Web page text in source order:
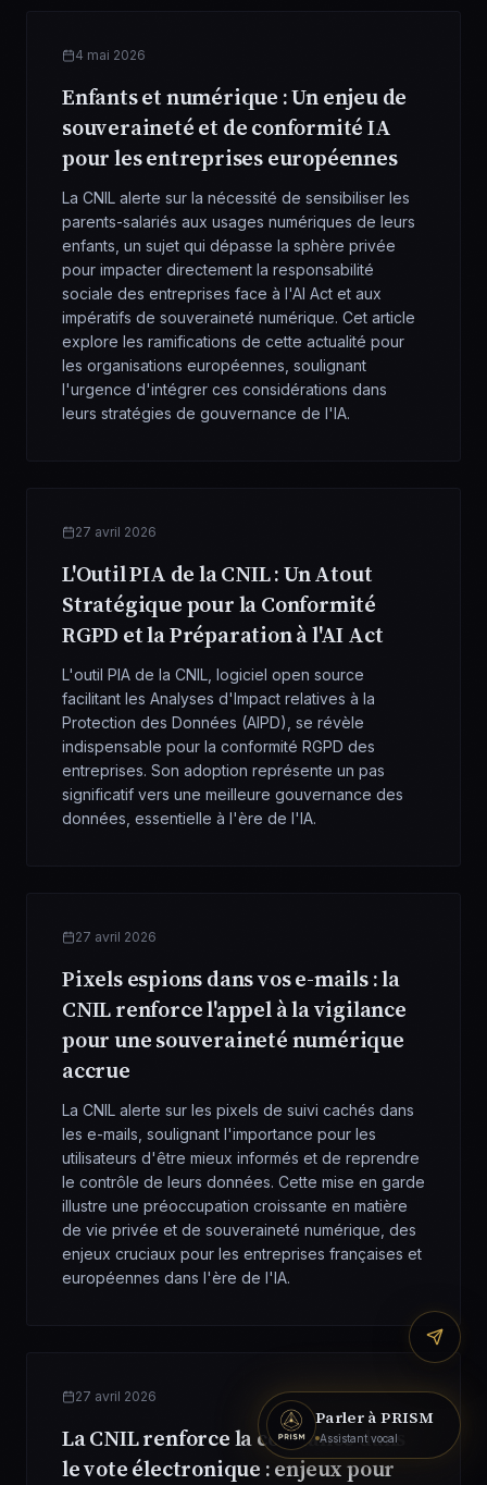
4 mai 2026
Enfants et numérique : Un enjeu de
souveraineté et de conformité IA
pour les entreprises européennes
La CNIL alerte sur la nécessité de sensibiliser les
parents-salariés aux usages numériques de leurs
enfants, un sujet qui dépasse la sphère privée
pour impacter directement la responsabilité
sociale des entreprises face à l'AI Act et aux
impératifs de souveraineté numérique. Cet article
explore les ramifications de cette actualité pour
les organisations européennes, soulignant
l'urgence d'intégrer ces considérations dans
leurs stratégies de gouvernance de l'IA.
27 avril 2026
L'Outil PIA de la CNIL : Un Atout
Stratégique pour la Conformité
RGPD et la Préparation à l'AI Act
L'outil PIA de la CNIL, logiciel open source
facilitant les Analyses d'Impact relatives à la
Protection des Données (AIPD), se révèle
indispensable pour la conformité RGPD des
entreprises. Son adoption représente un pas
significatif vers une meilleure gouvernance des
données, essentielle à l'ère de l'IA.
27 avril 2026
Pixels espions dans vos e-mails : la
CNIL renforce l'appel à la vigilance
pour une souveraineté numérique
accrue
La CNIL alerte sur les pixels de suivi cachés dans
les e-mails, soulignant l'importance pour les
utilisateurs d'être mieux informés et de reprendre
le contrôle de leurs données. Cette mise en garde
illustre une préoccupation croissante en matière
de vie privée et de souveraineté numérique, des
enjeux cruciaux pour les entreprises françaises et
européennes dans l'ère de l'IA.
27 avril 2026
La CNIL renforce la confiance dans
le vote électronique : enjeux pour
Parler à PRISM
Assistant vocal